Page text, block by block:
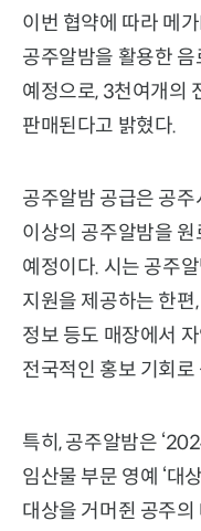
이번 협약에 따라 메
공주알밤을 활용한
예정으로, 3천여개의
판매된다고 밝혔다.
공주알밤 공급은 공
이상의 공주알밤을
예정이다. 시는 공주
지원을 제공하는 한
정보 등도 매장에서
전국적인 홍보 기회로
특히, 공주알밤은
임산물 부문 영예 ‘대
대상을 거머쥔 공주